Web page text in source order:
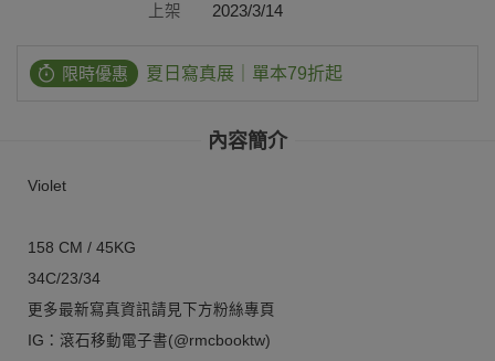
上架
2023/3/14
限時優惠 夏日寫真展｜單本79折起
內容簡介
Violet
158 CM / 45KG
34C/23/34
更多最新寫真資訊請見下方粉絲專頁
IG：滾石移動電子書(@rmcbooktw)